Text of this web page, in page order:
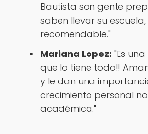
Bautista son gente
saben llevar su escuela,
recomendable."
Mariana Lopez: "Es
que lo tiene todo!!
y le dan una
crecimiento personal
académica."